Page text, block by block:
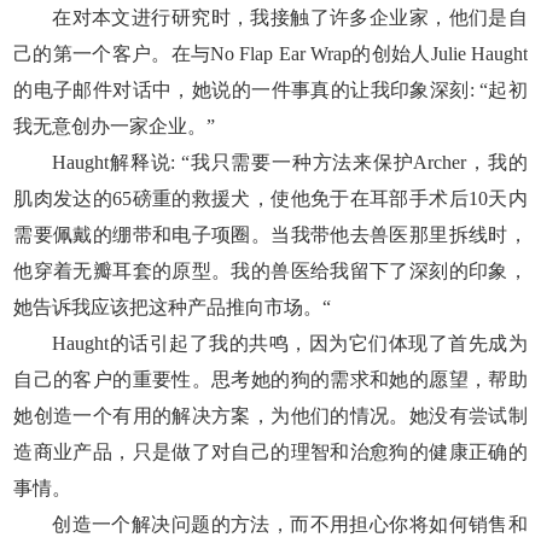
在对本文进行研究时，我接触了许多企业家，他们是自
己的第一个客户。在与No Flap Ear Wrap的创始人Julie Haught
的电子邮件对话中，她说的一件事真的让我印象深刻: “起初
我无意创办一家企业。”
Haught解释说: “我只需要一种方法来保护Archer，我的
肌肉发达的65磅重的救援犬，使他免于在耳部手术后10天内
需要佩戴的绷带和电子项圈。当我带他去兽医那里拆线时，
他穿着无瓣耳套的原型。我的兽医给我留下了深刻的印象，
她告诉我应该把这种产品推向市场。“
Haught的话引起了我的共鸣，因为它们体现了首先成为
自己的客户的重要性。思考她的狗的需求和她的愿望，帮助
她创造一个有用的解决方案，为他们的情况。她没有尝试制
造商业产品，只是做了对自己的理智和治愈狗的健康正确的
事情。
创造一个解决问题的方法，而不用担心你将如何销售和